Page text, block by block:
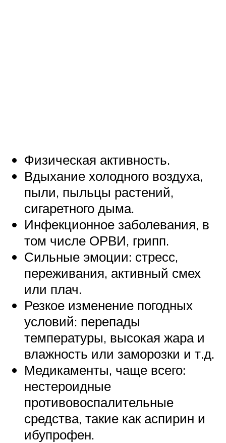
Физическая активность.
Вдыхание холодного воздуха,
пыли, пыльцы растений,
сигаретного дыма.
Инфекционное заболевания, в
том числе ОРВИ, грипп.
Сильные эмоции: стресс,
переживания, активный смех
или плач.
Резкое изменение погодных
условий: перепады
температуры, высокая жара и
влажность или заморозки и т.д.
Медикаменты, чаще всего:
нестероидные
противовоспалительные
средства, такие как аспирин и
ибупрофен.